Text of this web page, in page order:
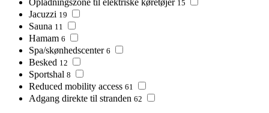
Opladningszone til elektriske køretøjer 15
Jacuzzi 19
Sauna 11
Hamam 6
Spa/skønhedscenter 6
Besked 12
Sportshal 8
Reduced mobility access 61
Adgang direkte til stranden 62